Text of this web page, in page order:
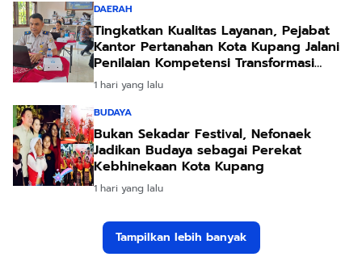
DAERAH
Tingkatkan Kualitas Layanan, Pejabat
Kantor Pertanahan Kota Kupang Jalani
Penilaian Kompetensi Transformasi
Pelayanan
1 hari yang lalu
BUDAYA
Bukan Sekadar Festival, Nefonaek
Jadikan Budaya sebagai Perekat
Kebhinekaan Kota Kupang
1 hari yang lalu
Tampilkan lebih banyak